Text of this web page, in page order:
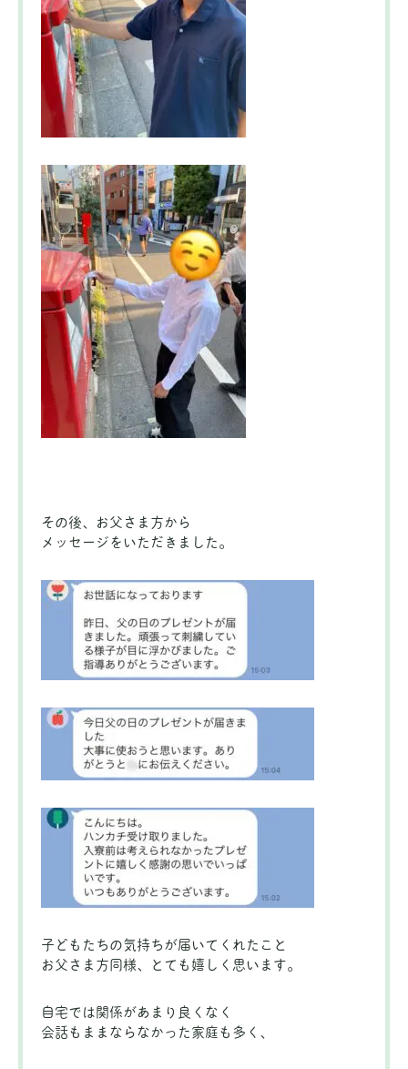
その後、お父さま 方から
メッセージをいただきました。
子どもたちの気持ちが届いてくれたこと
お父さま方同様、とても嬉しく思います。
自宅では関係があまり良くなく
会話もままならなかった家庭も多く、